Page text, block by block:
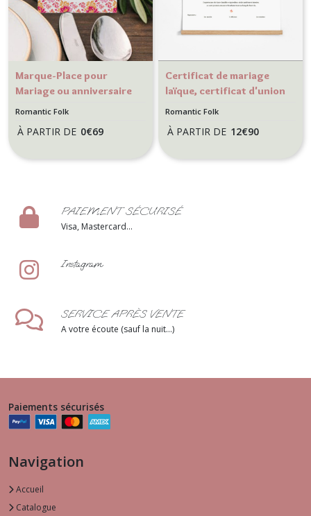
Marque-Place pour
Mariage ou anniversaire
Thème Botanique
Romantic folk
Romantic Folk
À PARTIR DE 0€69
Certificat de mariage
laïque, certificat d'union
pour mariage style
Romantic folk
Romantic Folk
À PARTIR DE 12€90
PAIEMENT SÉCURISÉ
Visa, Mastercard...
Instagram
SERVICE APRÈS VENTE
A votre écoute (sauf la nuit...)
Paiements sécurisés
Navigation
Accueil
Catalogue